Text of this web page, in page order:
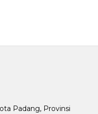
Padang, Provinsi